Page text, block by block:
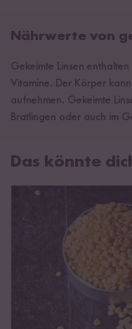
Nährwerte von
Gekeimte Linsen
Vitamine. Der Körper
aufnehmen. Gekeimte
Bratlingen oder auch im
Das könnte
Linsen - Gut für Gesundheit &